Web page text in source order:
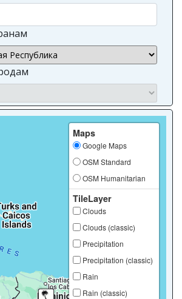
Maps
Google Maps
OSM Standard
OSM Humanitarian
TileLayer
Clouds
Clouds (classic)
Precipitation
Precipitation (classic)
Rain
Rain (classic)